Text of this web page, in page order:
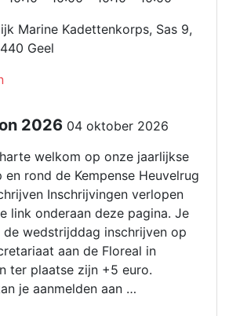
Marine Kadettenkorps, Sas 9,
Geel
2026 04 oktober 2026
welkom op onze jaarlijkse
rond de Kempense Heuvelrug
Inschrijvingen verlopen
link onderaan deze pagina. Je
wedstrijddag inschrijven op
aan de Floreal in
ter plaatse zijn +5 euro.
je aanmelden aan …